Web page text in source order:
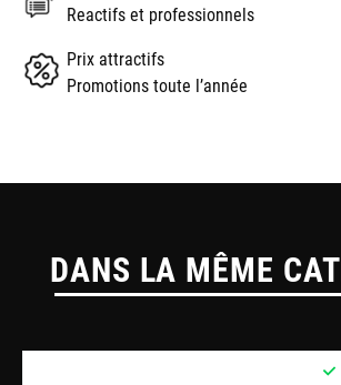
Reactifs et professionnels
Prix attractifs
Promotions toute l’année
DANS LA MÊME